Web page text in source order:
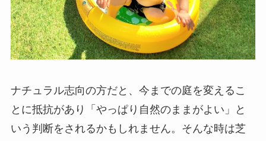
ナチュラル志向の方だと、今までの庭を変えるこ
とに抵抗があり「やっぱり自然のままがよい」と
いう判断をされるかもしれません。そんな時は芝